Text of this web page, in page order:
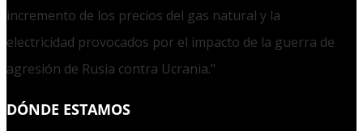
incremento de los precios del gas natural y la
electricidad provocados por el impacto de la guerra de
agresión de Rusia contra Ucrania."
DÓNDE ESTAMOS